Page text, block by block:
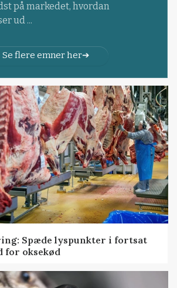
på markedet, hvordan
ud ...
Se flere emner her
Spæde lyspunkter i fortsat
for oksekød